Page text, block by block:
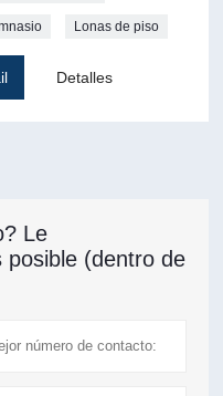
Lonas de piso
Detalles
Le
posible (dentro de